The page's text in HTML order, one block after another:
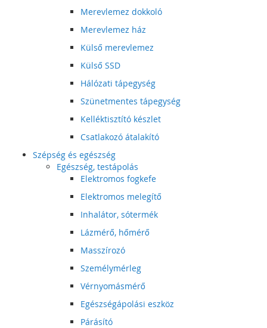
Merevlemez dokkoló
Merevlemez ház
Külső merevlemez
Külső SSD
Hálózati tápegység
Szünetmentes tápegység
Kelléktisztító készlet
Csatlakozó átalakító
Szépség és egészség
Egészség, testápolás
Elektromos fogkefe
Elektromos melegítő
Inhalátor, sótermék
Lázmérő, hőmérő
Masszírozó
Személymérleg
Vérnyomásmérő
Egészségápolási eszköz
Párásító